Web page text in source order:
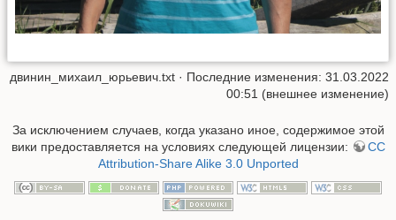
двинин_михаил_юрьевич.txt · Последние изменения: 31.03.2022
00:51 (внешнее изменение)
За исключением случаев, когда указано иное, содержимое этой
вики предоставляется на условиях следующей лицензии:
CC
Attribution-Share Alike 3.0 Unported